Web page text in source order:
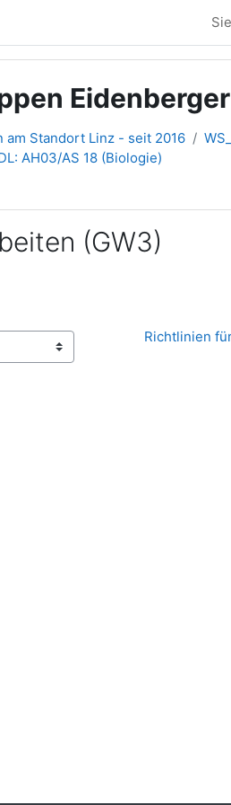
am Standort Linz - seit 2016
AH03/AS 18 (Biologie)
(GW3)
Richtlinien